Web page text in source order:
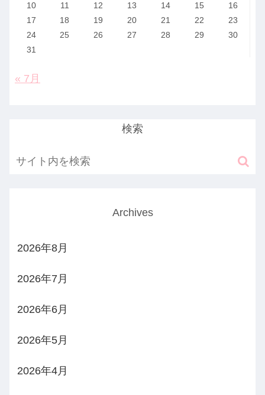
10
11 12 13 14 15
16
17
18 19 20 21 22
23
24
25 26 27 28 29
30
31
« 7月
検索
Archives
2026年8月
2026年7月
2026年6月
2026年5月
2026年4月